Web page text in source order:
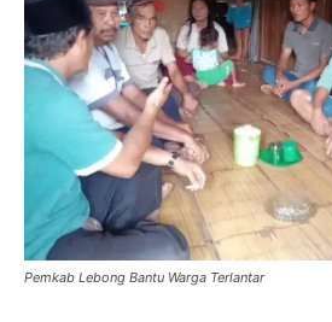
Pemkab Lebong Bantu Warga Terlantar